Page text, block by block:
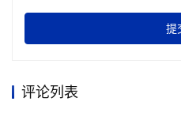
提
评论列表